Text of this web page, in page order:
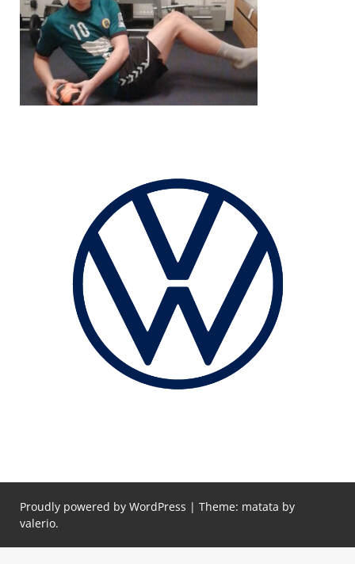
Proudly powered by WordPress | Theme: matata by
valerio.